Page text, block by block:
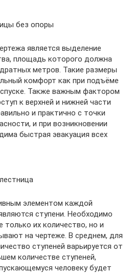
без опоры
является выделение
площадь которого должна
метров. Такие размеры
комфорт как при подъёме
спуске. Также важным фактором
к верхней и нижней части
и практично с точки
и при возникновении
быстрая эвакуация всех
элементом каждой
ступени. Необходимо
только их количество, но и
на чертеже. В среднем, для
ступеней варьируется от
количестве ступеней,
человеку будет